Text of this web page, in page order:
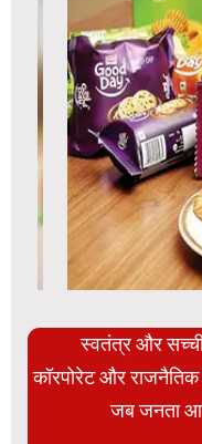
स्वतंत्र और सच्ची
कॉरपोरेट और
जब जनता